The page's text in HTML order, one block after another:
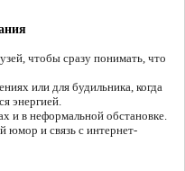
чтобы сразу понимать, что
или для будильника, когда
энергией.
и в неформальной обстановке.
юмор и связь с интернет-